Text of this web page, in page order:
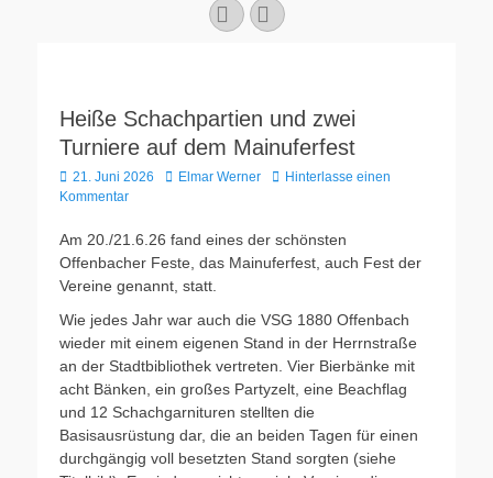
FacebookWordPress
Heiße Schachpartien und zwei
Turniere auf dem Mainuferfest
Veröffentlicht
am
21. Juni 2026 AutorElmar Werner
Hinterlasse einen
Kommentar
Am 20./21.6.26 fand eines der schönsten
Offenbacher Feste, das Mainuferfest, auch Fest der
Vereine genannt, statt.
Wie jedes Jahr war auch die VSG 1880 Offenbach
wieder mit einem eigenen Stand in der Herrnstraße
an der Stadtbibliothek vertreten. Vier Bierbänke mit
acht Bänken, ein großes Partyzelt, eine Beachflag
und 12 Schachgarnituren stellten die
Basisausrüstung dar, die an beiden Tagen für einen
durchgängig voll besetzten Stand sorgten (siehe